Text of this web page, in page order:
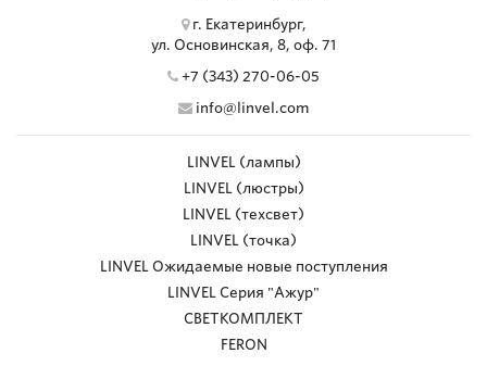
г. Екатеринбург,
ул. Основинская, 8, оф. 71
+7 (343) 270-06-05
info@linvel.com
LINVEL (лампы)
LINVEL (люстры)
LINVEL (техсвет)
LINVEL (точка)
LINVEL Ожидаемые новые поступления
LINVEL Серия "Ажур"
СВЕТКОМПЛЕКТ
FERON